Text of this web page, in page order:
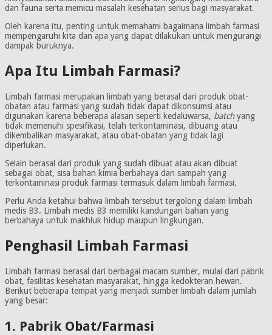
dan fauna serta memicu masalah kesehatan serius bagi masyarakat.
Oleh karena itu, penting untuk memahami bagaimana limbah farmasi
mempengaruhi kita dan apa yang dapat dilakukan untuk mengurangi
dampak buruknya.
Apa Itu Limbah Farmasi?
Limbah farmasi merupakan limbah yang berasal dari produk obat-
obatan atau farmasi yang sudah tidak dapat dikonsumsi atau
digunakan karena beberapa alasan seperti kedaluwarsa, batchyang
tidak memenuhi spesifikasi, telah terkontaminasi, dibuang atau
dikembalikan masyarakat, atau obat-obatan yang tidak lagi
diperlukan.
Selain berasal dari produk yang sudah dibuat atau akan dibuat
sebagai obat, sisa bahan kimia berbahaya dan sampah yang
terkontaminasi produk farmasi termasuk dalam limbah farmasi.
Perlu Anda ketahui bahwa limbah tersebut tergolong dalam limbah
medis B3. Limbah medis B3 memiliki kandungan bahan yang
berbahaya untuk makhluk hidup maupun lingkungan.
Penghasil Limbah Farmasi
Limbah farmasi berasal dari berbagai macam sumber, mulai dari pabrik
obat, fasilitas kesehatan masyarakat, hingga kedokteran hewan.
Berikut beberapa tempat yang menjadi sumber limbah dalam jumlah
yang besar:
1. Pabrik Obat/Farmasi